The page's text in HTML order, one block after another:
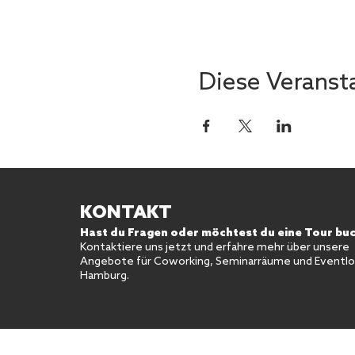
Diese
KONTAKT
Hast du Fragen oder möchtest du eine Tour
Kontaktiere uns jetzt und erfahre mehr über unsere
Angebote für Coworking, Seminarräume und
Hamburg.